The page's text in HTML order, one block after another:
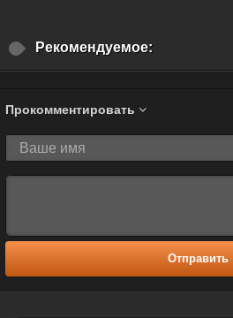
Рекомендуемое:
Прокомментировать
Отправить